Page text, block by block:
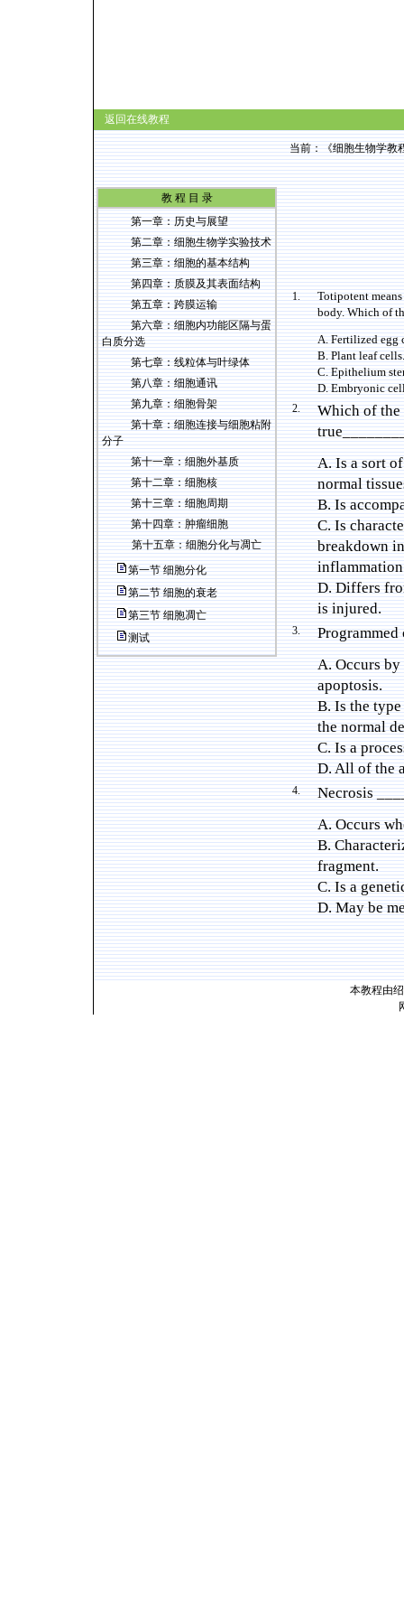
返回在线教程
教 程 目 录
第一章：历史与展望
第二章：细胞生物学实验技术
第三章：细胞的基本结构
第四章：质膜及其表面结构
第五章：跨膜运输
第六章：细胞内功能区隔与蛋
白质分选
第七章：线粒体与叶绿体
第八章：细胞通讯
第九章：细胞骨架
第十章：细胞连接与细胞粘附
分子
第十一章：细胞外基质
第十二章：细胞核
第十三章：细胞周期
第十四章：肿瘤细胞
第十五章：细胞分化与凋亡
第一节细胞分化
第二节细胞的衰老
第三节细胞凋亡
测试
当前：《细胞生物学教
1.
Totipotent
body. Which of
A. Fertilized egg
B. Plant leaf cells.
C. Epithelium
D. Embryonic
2.
Which of
A. Is a sort
normal
B. Is
C. Is
breakdown
D. Differs
is injured.
3.
A. Occurs
apoptosis.
B. Is the
the normal
C. Is a
D. All of the
4.
Necrosis
A. Occurs
B.
fragment.
C. Is a
D. May be
本教程由